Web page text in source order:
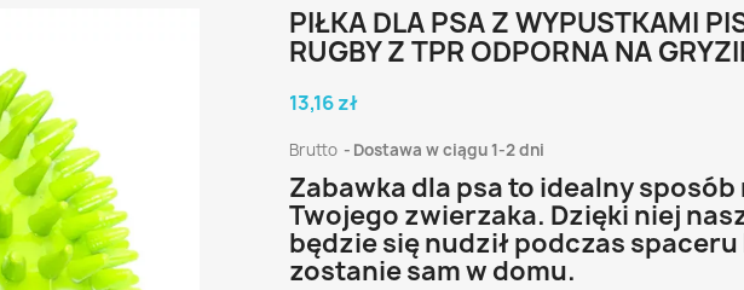
PIŁKA DLA PSA Z WYPUSTKAMI
RUGBY Z TPR ODPORNA NA
13,16 zł
Brutto Dostawa w ciągu 1-2 dni
Zabawka dla psa to idealny sposób
Twojego zwierzaka. Dzięki niej
będzie się nudził podczas
zostanie sam w domu.